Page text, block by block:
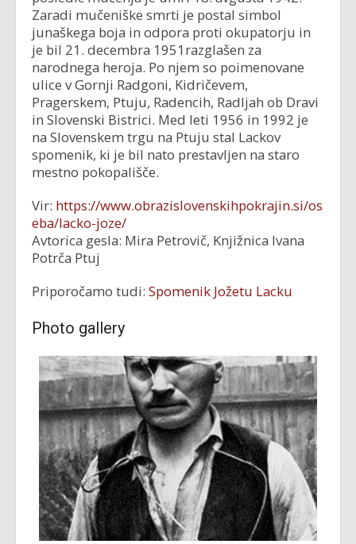
Zaradi mučeniške smrti je postal simbol
junaškega boja in odpora proti okupatorju in
je bil 21. decembra 1951razglašen za
narodnega heroja. Po njem so poimenovane
ulice v Gornji Radgoni, Kidričevem,
Pragerskem, Ptuju, Radencih, Radljah ob Dravi
in Slovenski Bistrici. Med leti 1956 in 1992 je
na Slovenskem trgu na Ptuju stal Lackov
spomenik, ki je bil nato prestavljen na staro
mestno pokopališče.
Vir: https://www.obrazislovenskihpokrajin.si/os
eba/lacko-joze/
Avtorica gesla: Mira Petrovič, Knjižnica Ivana
Potrča Ptuj
Priporočamo tudi: Spomenik Jožetu Lacku
Photo gallery